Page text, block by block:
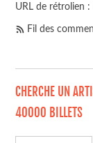
URL de rétrolien
Fil des
CHERCHE UN
40000 BILLETS